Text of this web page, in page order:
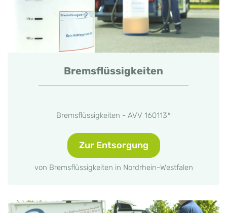
Bremsflüssigkeiten
Bremsflüssigkeiten - AVV 160113*
Zur Entsorgung
von Bremsflüssigkeiten in Nordrhein-Westfalen